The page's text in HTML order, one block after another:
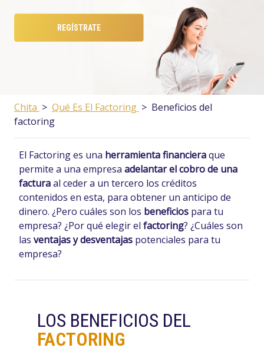
REGÍSTRATE
Chita > Qué Es El Factoring > Beneficios del
factoring
El Factoring es una herramienta financieraque
permite a una empresa adelantar el cobro de una
facturaal ceder a un tercero los créditos
contenidos en esta, para obtener un anticipo de
dinero. ¿Pero cuáles son los beneficios para tu
empresa? ¿Por qué elegir el factoring? ¿Cuáles son
las ventajas y desventajas potenciales para tu
empresa?
LOS BENEFICIOS DEL
FACTORING